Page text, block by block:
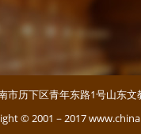
市历下区青年东路1号山东
© 2001－2017